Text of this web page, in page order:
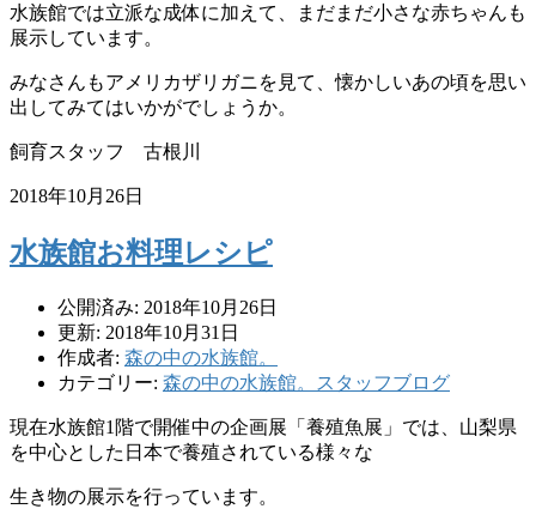
水族館では立派な成体に加えて、まだまだ小さな赤ちゃんも
展示しています。
みなさんもアメリカザリガニを見て、懐かしいあの頃を思い
出してみてはいかがでしょうか。
飼育スタッフ 古根川
2018年10月26日
水族館お料理レシピ
公開済み: 2018年10月26日
更新: 2018年10月31日
作成者: 森の中の水族館。
カテゴリー: 森の中の水族館。スタッフブログ
現在水族館1階で開催中の企画展「養殖魚展」では、山梨県
を中心とした日本で養殖されている様々な
生き物の展示を行っています。